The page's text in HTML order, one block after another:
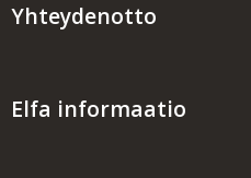
Yhteydenotto
Elfa informaatio